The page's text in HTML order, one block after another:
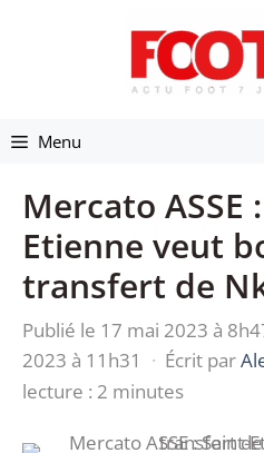
Menu
Mercato ASSE
Etienne veut
transfert de
Publié le 17 mai 2023 à
2023 à 11h31
· Écrit par
lecture : 2 minutes